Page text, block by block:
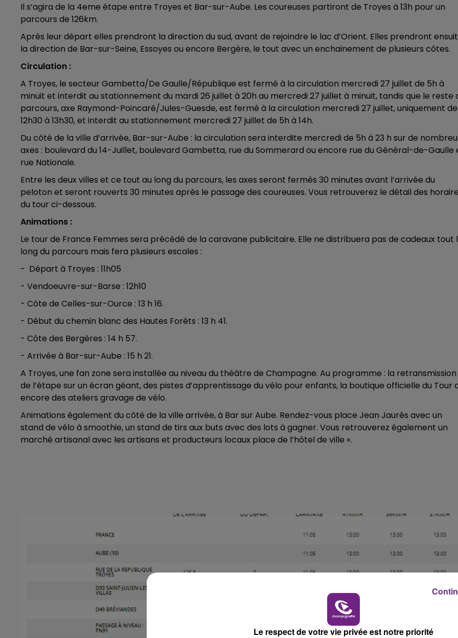
FAMILLE
FM
LA FAMILLE LE TICKET DE CAISSE
Il s’agira de la 4eme étape entre Troyes et Bar-sur-Aube. Les coureuses partiront de Troyes à 13h pour un
parcours de 126km.
Après leur départ elles prendront la direction du sud, avant de rejoindre le lac d’Orient. Elles prendront
la direction de Bar-sur-Seine, Essoyes ou encore Bergère, le tout avec un enchainement de plusieurs côtes.
Circulation :
A Troyes, le secteur Gambetta/De Gaulle/République est fermé à la circulation mercredi 27 juillet de 5h à
minuit et interdit au stationnement du mardi 26 juillet à 20h au mercredi 27 juillet à minuit, tandis que le reste
parcours, axe Raymond-Poincaré/Jules-Guesde, est fermé à la circulation mercredi 27 juillet, uniquement de
12h30 à 13h30, et interdit au stationnement mercredi 27 juillet de 5h à 14h.
Du côté de la ville d’arrivée, Bar-sur-Aube : la circulation sera interdite mercredi de 5h à 23 h sur de
axes : boulevard du 14-Juillet, boulevard Gambetta, rue du Sommerard ou encore rue du Général-de-Gaulle
rue Nationale.
Entre les deux villes et ce tout au long du parcours, les axes seront fermés 30 minutes avant l’arrivée du
peloton et seront rouverts 30 minutes après le passage des coureuses. Vous retrouverez le détail des
du tour ci-dessous.
Animations :
Le tour de France Femmes sera précédé de la caravane publicitaire. Elle ne distribuera pas de cadeaux tout
long du parcours mais fera plusieurs escales :
- Départ à Troyes : 11h05
- Vendoeuvre-sur-Barse : 12h10
- Côte de Celles-sur-Ource : 13 h 16.
- Début du chemin blanc des Hautes Forêts : 13 h 41.
- Côte des Bergères : 14 h 57.
- Arrivée à Bar-sur-Aube : 15 h 21.
A Troyes, une fan zone sera installée au niveau du théâtre de Champagne. Au programme : la retransmission
de l’étape sur un écran géant, des pistes d’apprentissage du vélo pour enfants, la boutique officielle du Tour
encore des ateliers gravage de vélo.
Animations également du côté de la ville arrivée, à Bar sur Aube. Rendez-vous place Jean Jaurès avec un
stand de vélo à smoothie, un stand de tirs aux buts avec des lots à gagner. Vous retrouverez également un
marché artisanal avec les artisans et producteurs locaux place de l’hôtel de ville ».
Le respect de votre vie privée est notre priorité